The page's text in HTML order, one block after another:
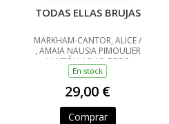
TODAS ELLAS BRUJAS
MARKHAM-CANTOR, ALICE /
, AMAIA NAUSIA PIMOULIER
/ ANTÓN ARIAS, BEGO
En stock
29,00 €
Comprar